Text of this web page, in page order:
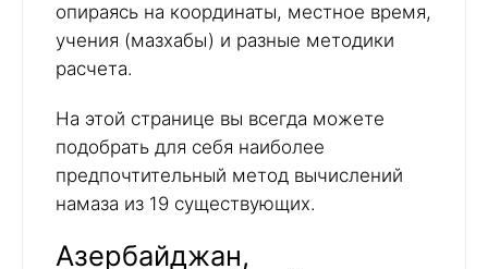
опираясь на координаты, местное время,
учения (мазхабы) и разные методики
расчета.
На этой странице вы всегда можете
подобрать для себя наиболее
предпочтительный метод вычислений
намаза из 19 существующих.
Азербайджан,